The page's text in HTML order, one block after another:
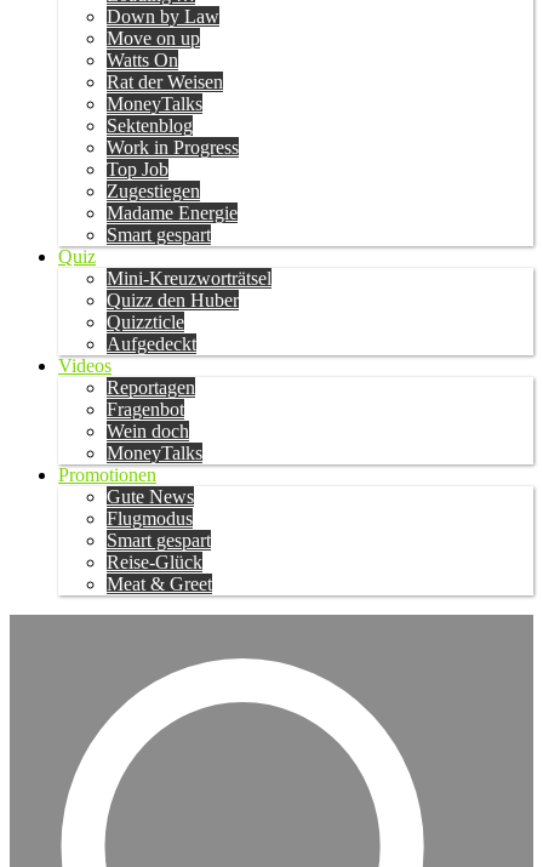
Down by Law
Move on up
Watts On
Rat der Weisen
MoneyTalks
Sektenblog
Work in Progress
Top Job
Zugestiegen
Madame Energie
Smart gespart
Quiz
Mini-Kreuzworträtsel
Quizz den Huber
Quizzticle
Aufgedeckt
Videos
Reportagen
Fragenbot
Wein doch
MoneyTalks
Promotionen
Gute News
Flugmodus
Smart gespart
Reise-Glück
Meat & Greet